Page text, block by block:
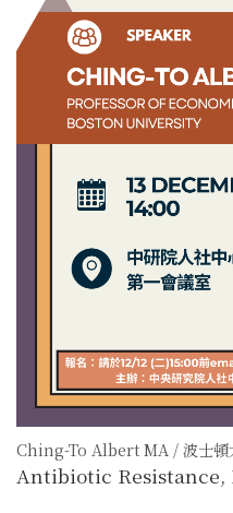
Ching-To Albert MA / 波士頓
Antibiotic